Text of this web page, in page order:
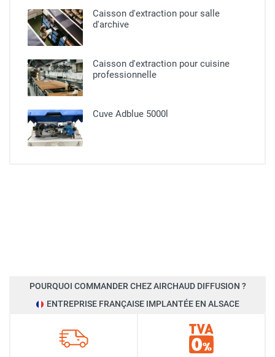
Caisson d'extraction pour salle
d'archive
Caisson d'extraction pour cuisine
professionnelle​
Cuve Adblue 5000l
POURQUOI COMMANDER CHEZ AIRCHAUD DIFFUSION ?
ENTREPRISE FRANÇAISE IMPLANTÉE EN ALSACE